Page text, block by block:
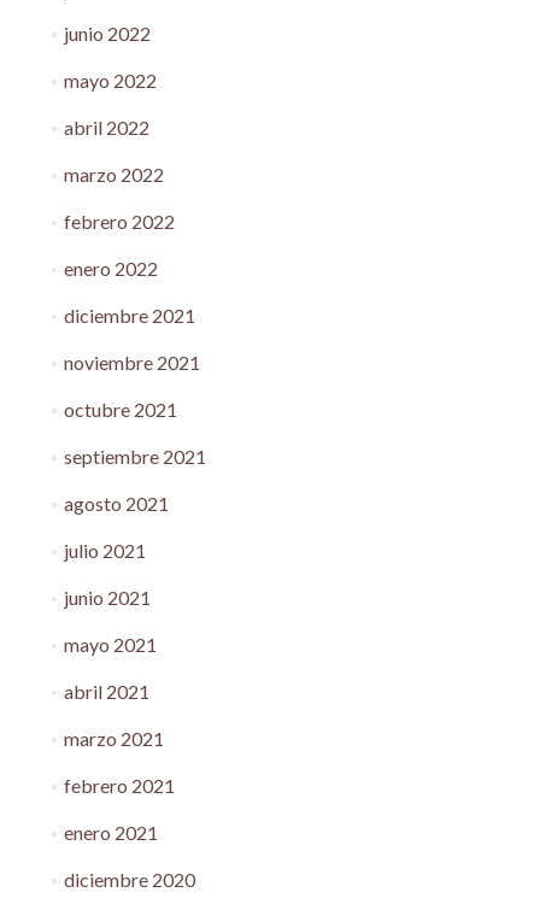
junio 2022
mayo 2022
abril 2022
marzo 2022
febrero 2022
enero 2022
diciembre 2021
noviembre 2021
octubre 2021
septiembre 2021
agosto 2021
julio 2021
junio 2021
mayo 2021
abril 2021
marzo 2021
febrero 2021
enero 2021
diciembre 2020